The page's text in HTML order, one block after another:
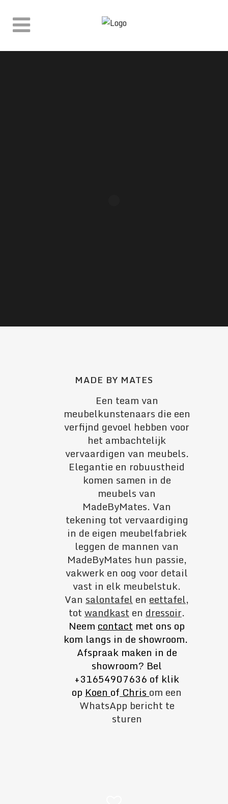
MADE BY MATES
Een team van
meubelkunstenaars die een
verfijnd gevoel hebben voor
het ambachtelijk
vervaardigen van meubels.
Elegantie en robuustheid
komen samen in de
meubels van
MadeByMates. Van
tekening tot vervaardiging
in de eigen meubelfabriek
leggen de mannen van
MadeByMates hun passie,
vakwerk en oog voor detail
vast in elk meubelstuk.
Van salontafel en eettafel,
totwandkast en dressoir.
Neem contact met ons op
kom langs in de showroom.
Afspraak maken in de
showroom? Bel
+31654907636 of klik
op Koen of Chris om een
WhatsApp bericht te
sturen